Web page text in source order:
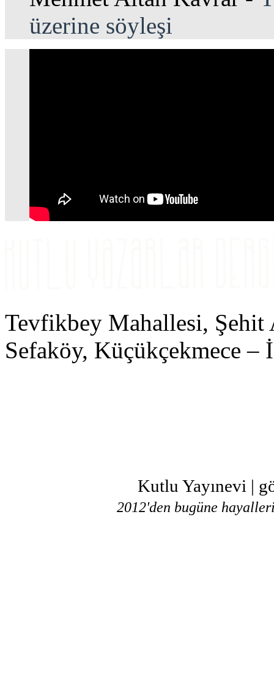
üzerine söyleşi
Tevfikbey Mahallesi, Şehit
Sefaköy, Küçükçekmece
Kutlu Yayınevi |
2012'den bugüne